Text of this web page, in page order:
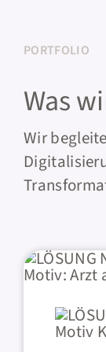
PORTFOLIO
Was
Wir